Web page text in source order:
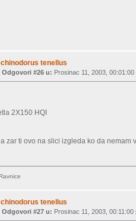
tenellus
Odgovori #26 u: Prosinac 11, 2003, 00:01:00
2X150 HQI
zar ti ovo na slici izgleda ko da nemam
tenellus
Odgovori #27 u: Prosinac 11, 2003, 00:11:00